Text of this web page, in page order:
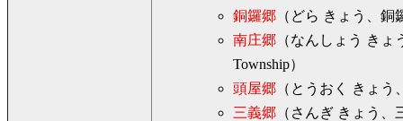
銅鑼郷 （どら きょう、銅
南庄郷 （なんしょう き
Township）
頭屋郷 （とうおく きょ
三義郷 （さんぎ きょう、